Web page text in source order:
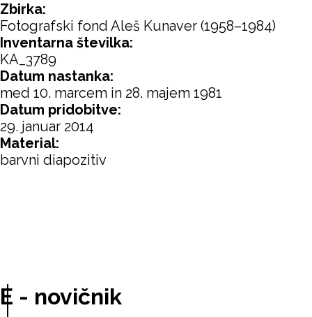
Zbirka:
Fotografski fond Aleš Kunaver (1958–1984)
Inventarna številka:
KA_3789
Datum nastanka:
med 10. marcem in 28. majem 1981
Datum pridobitve:
29. januar 2014
Material:
barvni diapozitiv
E - novičnik